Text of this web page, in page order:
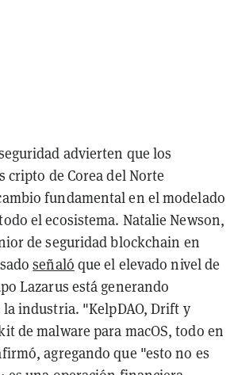
advierten que los
cripto de Corea del Norte
fundamental en el modelado
el ecosistema. Natalie Newson,
de seguridad blockchain en
señaló que el elevado nivel de
Lazarus está generando
industria. "KelpDAO, Drift y
de malware para macOS, todo en
agregando que "esto no es